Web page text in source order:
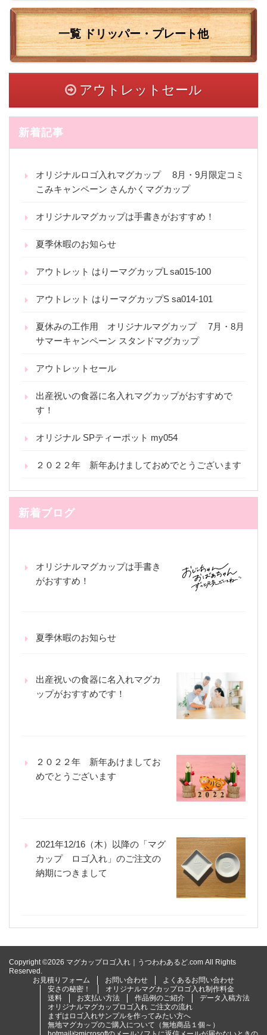
一覧ドリッパー・プレート他
アウトレットセール
新着記事
オリジナルロゴ入れマグカップ 8月・9月限定コミ
こみキャンペーン さんかくマグカップ
オリジナルマグカップは手書きがおすすめ！
夏季休暇のお知らせ
アウトレット はりーマグカップL sa015-100
アウトレット はりーマグカップS sa014-101
夏休みの工作用 オリジナルマグカップ 7月・8月
サマーキャンペーン スタンドマグカップ
アウトレットセール
出産祝いの食器に名入れマグカップがおすすめで
す！
オリジナル SPティーポット my054
２０２２年 新年あけましておめでとうございます
新着ブログ
オリジナルマグカップは手書き
がおすすめ！
夏季休暇のお知らせ
出産祝いの食器に名入れマグカ
ップがおすすめです！
２０２２年 新年あけましてお
めでとうございます
2021年12/16（木）以降の「マグ
カップ ロゴ入れ」のご注文の
納期につきまして
Copyright ©2026 マグカップロゴ入れ｜うつわわあるど.com All Rights
Reserved.
お見積りフォーム
お問い合わせ
よくあるお問い合わせ
安さの秘密！
オリジナルマグカップロゴ入れ制作料金
送料
お支払い方法 作品例のご紹介
データ入稿方法
オリジナルマグカップロゴ入れ ご注文の流れ
まずはロゴ入れサンプルを作ってみたい方へ
無地マグカップのご購入について（無地商品１個～）